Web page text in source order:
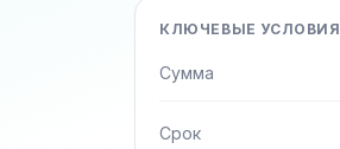
КЛЮЧЕВЫЕ УСЛОВИЯ
Сумма
Срок